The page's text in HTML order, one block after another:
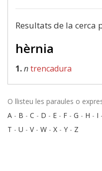
Resultats de la cerca
hèrnia
1.ntrencadura
O llisteu les paraules o
A - B - C - D - E - F - G - H - I -
T - U - V- W - X - Y - Z